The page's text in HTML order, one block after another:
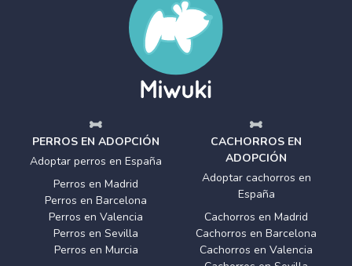
PERROS EN ADOPCIÓN
Adoptar perros en España
Perros en Madrid
Perros en Barcelona
Perros en Valencia
Perros en Sevilla
Perros en Murcia
CACHORROS EN
ADOPCIÓN
Adoptar cachorros en
España
Cachorros en Madrid
Cachorros en Barcelona
Cachorros en Valencia